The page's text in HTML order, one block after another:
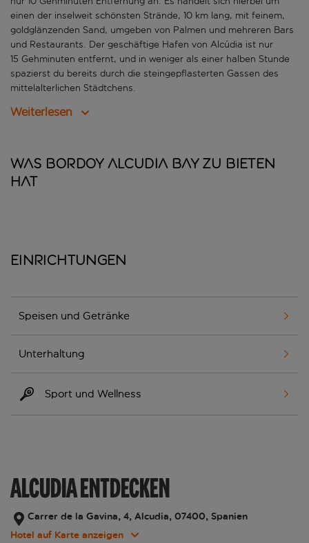
einen der inselweit schönsten Strände, 10 km lang, mit feinem,
goldglänzenden Sand, umgeben von Palmen und mehreren Bars
und Restaurants. Der geschäftige Hafen von Alcúdia ist nur
15 Gehminuten entfernt, und in weniger als einer halben Stunde
spazierst du bereits durch die steingepflasterten Gassen des
mittelalterlichen Städtchens.
Weiterlesen
Was Bordoy Alcudia Bay zu bieten
hat
Einrichtungen
Speisen und Getränke
Unterhaltung
Sport und Wellness
ALCUDIA ENTDECKEN
Carrer de la Gavina, 4, Alcudia, 07400, Spanien
Hotel auf Karte anzeigen